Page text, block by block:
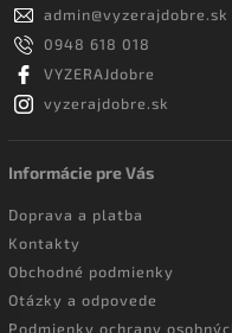
admin@vyzerajdobre.sk
0948 618 018
VYZERAJdobre
vyzerajdobre.sk
Informácie pre Vás
Doprava a platba
Kontakty
Obchodné podmienky
Otázky a odpovede
Podmienky ochrany